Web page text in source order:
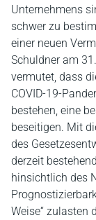
Unternehmens
schwer zu
einer neuen
Schuldner am
vermutet, dass
COVID-19-
bestehen, eine
beseitigen. Mit
des
derzeit
hinsichtlich des
Weise“ zulasten